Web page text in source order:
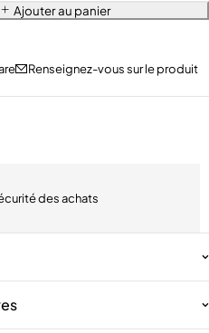
Ajouter au panier
Renseignez-vous sur le produit
des achats